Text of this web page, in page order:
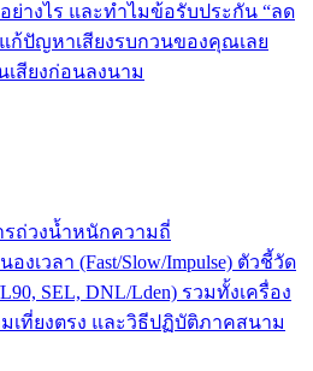
ย่างไร และทำไมข้อรับประกัน “ลด
แก้ปัญหาเสียงรบกวนของคุณเลย
สียงก่อนลงนาม
รถ่วงน้ำหนักความถี่
งเวลา (Fast/Slow/Impulse) ตัวชี้วัด
SEL, DNL/Lden) รวมทั้งเครื่อง
เที่ยงตรง และวิธีปฏิบัติภาคสนาม